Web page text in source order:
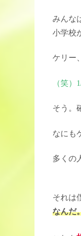
みんな
小学校
ケリー
（笑）
そう。
なにも
多くの
それは
なんだ